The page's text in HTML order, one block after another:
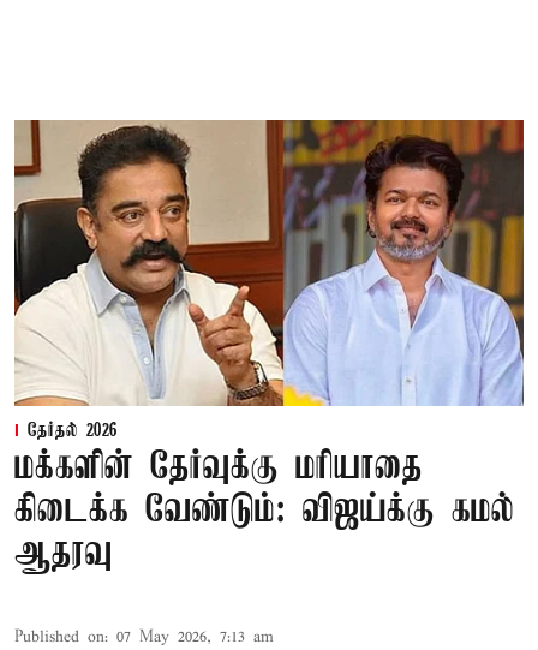
தேர்தல் 2026
மக்களின் தேர்வுக்கு மரியாதை
கிடைக்க வேண்டும்: விஜய்க்கு கமல்
ஆதரவு
Published on: 07 May 2026, 7:13 am